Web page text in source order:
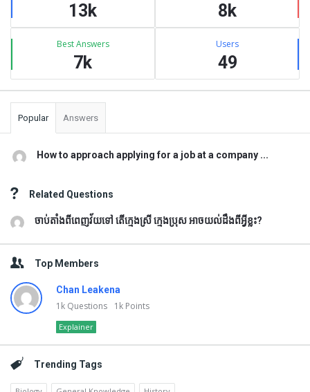
13k 8k
Best Answers
7k
Users
49
Popular Answers
How to approach applying for a job at a company ...
Related Questions
ចាប់តាំងពីពេញវ័យទៅ តើក្មេងស្រី ក្មេងប្រុស អាចយល់ដឹងពីអ្វីខ្លះ?
Top Members
Chan Leakena
1k Questions 1k Points
Explainer
Trending Tags